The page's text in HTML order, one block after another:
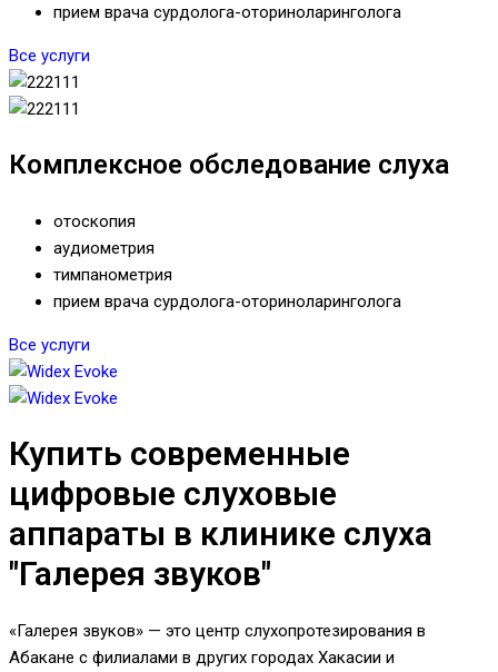
прием врача сурдолога-оториноларинголога
Все услуги
Комплексное обследование слуха
отоскопия
аудиометрия
тимпанометрия
прием врача сурдолога-оториноларинголога
Все услуги
Купить современные
цифровые слуховые
аппараты в клинике слуха
"Галерея звуков"
«Галерея звуков» — это центр слухопротезирования в
Абакане с филиалами в других городах Хакасии и